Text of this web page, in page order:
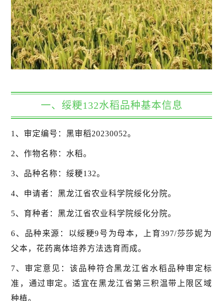
一、绥粳132水稻品种基本信息
1、审定编号：黑审稻20230052。
2、作物名称：水稻。
3、品种名称：绥粳132。
4、申请者：黑龙江省农业科学院绥化分院。
5、育种者：黑龙江省农业科学院绥化分院。
6、品种来源：以绥粳9号为母本，上育397/莎莎妮为
父本，花药离体培养方法选育而成。
7、审定意见：该品种符合黑龙江省水稻品种审定标
准，通过审定。适宜在黑龙江省第三积温带上限区域
种植。